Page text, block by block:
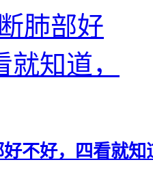
不好，四看就知